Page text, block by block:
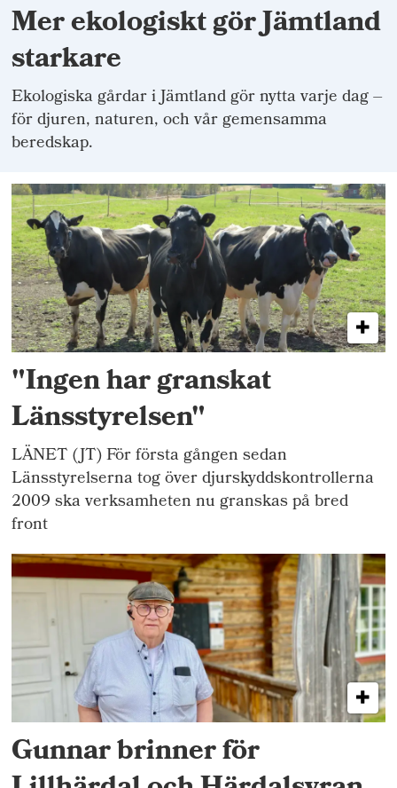
Mer ekologiskt gör Jämtland
starkare
Ekologiska gårdar i Jämtland gör nytta varje dag –
för djuren, naturen, och vår gemensamma
beredskap.
"Ingen har granskat
Länsstyrelsen"
LÄNET (JT) För första gången sedan
Länsstyrelserna tog över djurskyddskontrollerna
2009 ska verksamheten nu granskas på bred
front
Gunnar brinner för